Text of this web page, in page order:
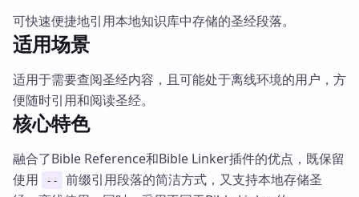
可快速便捷地引用本地知识库中存储的圣经段落。
适用场景
适用于需要查阅圣经内容，且可能处于离线环境的用户，方
便随时引用和阅读圣经。
核心特色
融合了Bible Reference和Bible Linker插件的优点，既保留
使用
--
前缀引用段落的简洁方式，又支持本地存储圣